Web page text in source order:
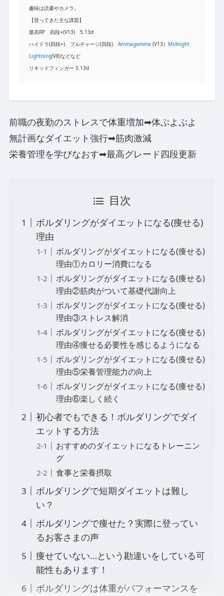
趣味は読書やカメラ。
【登ってきた主な課題】
最高RP 四段+(V13) 5.13d
ハイドラ(四段+) フルチャージ(四段)Ammagamma (V13） Midnight
Lightning(V8)などなど
リキッドフィンガー 5.13d
前職の夜勤のストレスで体重増加➡体ぷよぷよ
無計画なダイエット強行➡筋肉激減
栄養管理を学びなおす➡最高グレード四段更新
目次
ボルダリングがダイエットになる(痩せる)
理由
ボルダリングがダイエットになる(痩せる)
理由①カロリー消費になる
ボルダリングがダイエットになる(痩せる)
理由②筋肉がついて基礎代謝向上
ボルダリングがダイエットになる(痩せる)
理由③ストレス解消
ボルダリングがダイエットになる(痩せる)
理由④痩せる必要性を感じるようになる
ボルダリングがダイエットになる(痩せる)
理由⑤栄養管理能力の向上
ボルダリングがダイエットになる(痩せる)
理由⑥楽しく続く
初心者でもできる！ボルダリングでダイ
エットする方法
おすすめのダイエットになるトレーニン
グ
食事と栄養摂取
ボルダリングで短期ダイエットは難し
い？
ボルダリングで痩せた？実際に登ってい
るお客さまの声
痩せていない…という勘違いをしている可
能性もあります！
ボルダリングは体重がパフォーマンスを